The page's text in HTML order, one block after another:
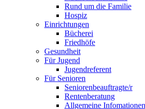
Rund um die Familie
Hospiz
Einrichtungen
Bücherei
Friedhöfe
Gesundheit
Für Jugend
Jugendreferent
Für Senioren
Seniorenbeauftragte/r
Rentenberatung
Allgemeine